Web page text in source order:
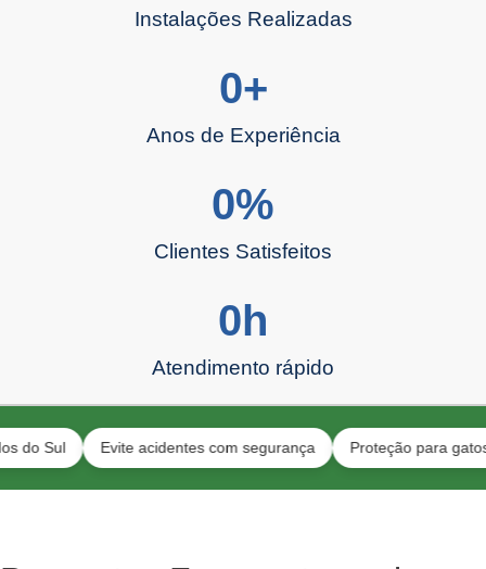
Instalações Realizadas
Anos de Experiência
0+
Clientes Satisfeitos
0%
Atendimento rápido
0h
Evite acidentes com segurança Proteção para gatos e